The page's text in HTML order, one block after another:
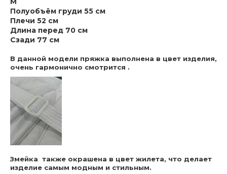
Полуобъём груди 55 см
Плечи 52 см
Длина перед 70 см
Сзади 77 см
В данной модели пряжка выполнена в цвет изделия,
очень гармонично смотрится .
Змейка также окрашена в цвет жилета, что делает
изделие самым модным и стильным.